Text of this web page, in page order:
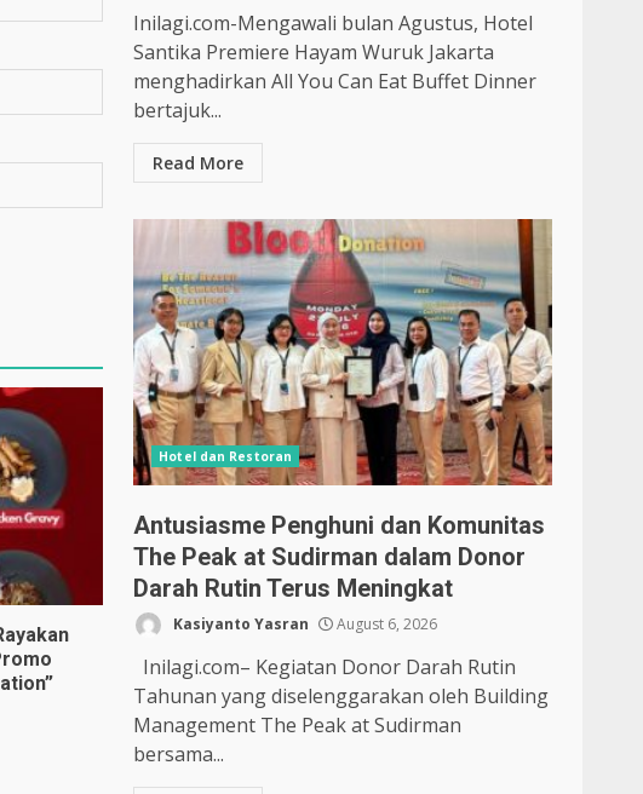
Inilagi.com-Mengawali bulan Agustus, Hotel
Santika Premiere Hayam Wuruk Jakarta
menghadirkan All You Can Eat Buffet Dinner
bertajuk...
Read More
Hotel dan Restoran
Antusiasme Penghuni dan Komunitas
The Peak at Sudirman dalam Donor
Darah Rutin Terus Meningkat
Kasiyanto Yasran August 6, 2026
Inilagi.com– Kegiatan Donor Darah Rutin
Tahunan yang diselenggarakan oleh Building
Management The Peak at Sudirman
bersama...